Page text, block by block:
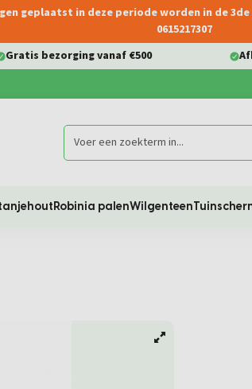
geplaatst in deze periode worden in de
0615217307
Gratis bezorging vanaf €500
Robinia palenWilgenteen